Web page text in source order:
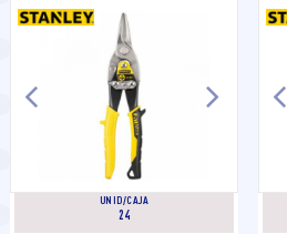
UNID/CAJA
24